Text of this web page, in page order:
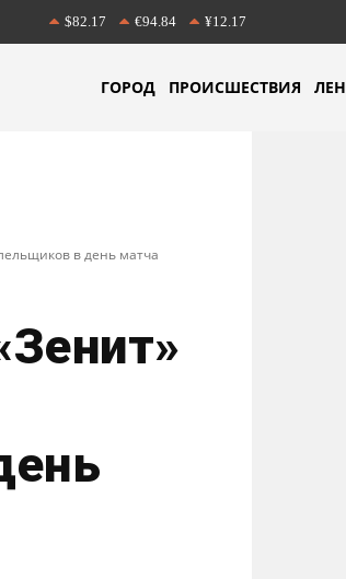
$82.17 €94.84 ¥12.17
ГОРОД ПРОИСШЕСТВИЯ
в день матча